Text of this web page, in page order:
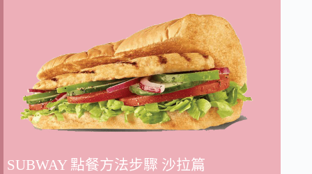
SUBWAY 點餐方法步驟 沙拉篇